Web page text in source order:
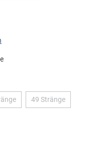
Option ist zurzeit nicht
49 Stränge(Diese Option ist